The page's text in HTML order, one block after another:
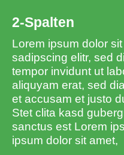
2-Spalten
Lorem ipsum dolor
sadipscing elitr, sed
tempor invidunt ut
aliquyam erat, sed
et accusam et justo
Stet clita kasd
sanctus est Lorem
ipsum dolor sit amet,